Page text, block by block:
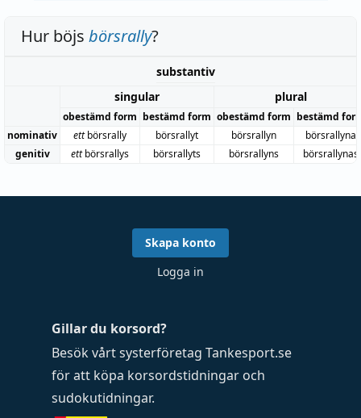
Hur böjs börsrally?
substantiv
singular
plural
obestämd form bestämd form obestämd form bestämd
nominativ
ettbörsrally börsrallyt börsrallyn
börsrallyna
genitiv
ettbörsrallys börsrallyts börsrallyns börsrallynas
Gillar du korsord?
Besök vårt systerföretag Tankesport.se
för att köpa korsordstidningar och
sudokutidningar.
Skapa konto
Logga in